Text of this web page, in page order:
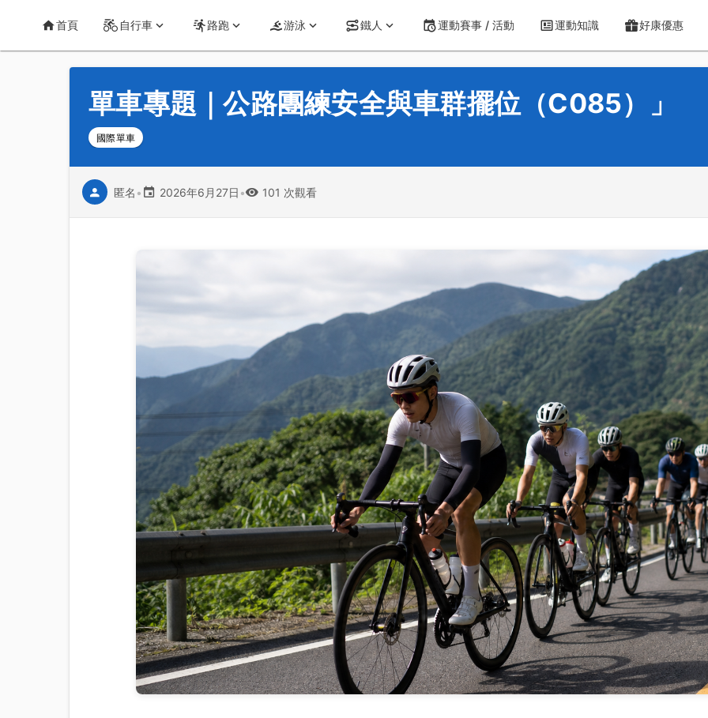
CT Yeh 公路車基地
首頁 自行車 路跑 游泳 鐵人 運動賽事 / 活動 運動知識 好康優惠
運動知識 詳情
單車專題｜公路團練安全與車群擺位（C085）」
國際單車
匿名 • 2026年6月27日 • 101 次觀看